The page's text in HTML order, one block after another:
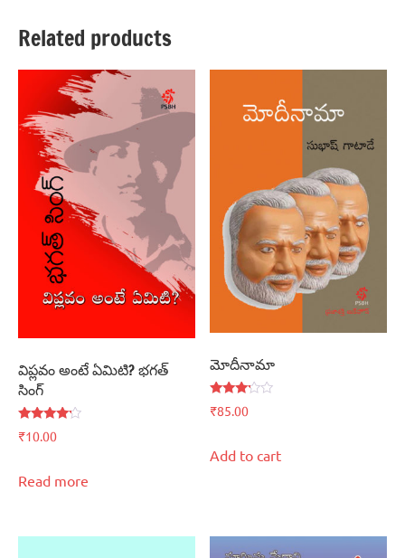
Related products
విప్లవం అంటే ఏమిటి? భగత్‌
సింగ్‌
Rated
4.00
₹10.00
Read more
మోదీనామా
Rated
3.00
₹85.00
Add to cart